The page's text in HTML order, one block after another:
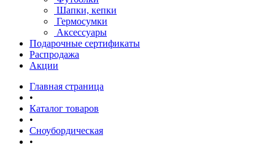
Шапки, кепки
Гермосумки
Аксессуары
Подарочные сертификаты
Распродажа
Акции
Главная страница
•
Каталог товаров
•
Сноубордическая
•